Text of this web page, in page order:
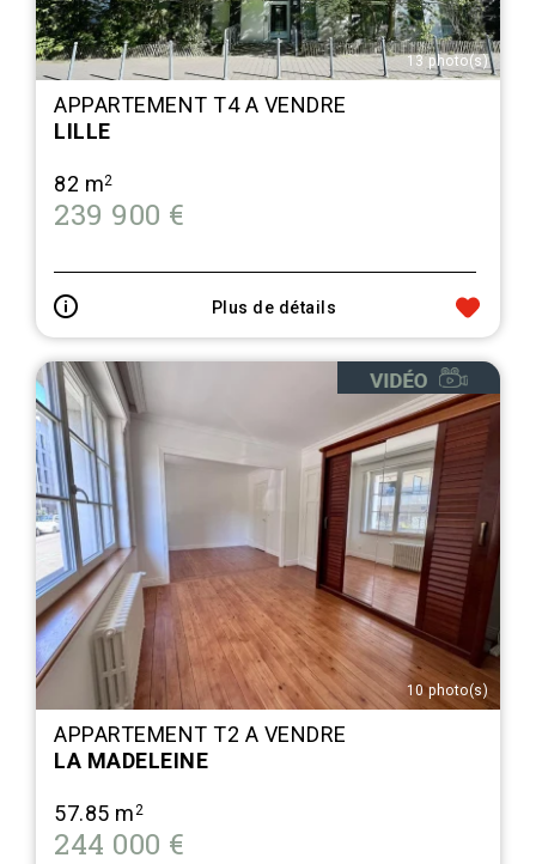
13 photo(s)
APPARTEMENT T4 A VENDRE
LILLE
82 m2
239 900 €
Plus de détails
10 photo(s)
APPARTEMENT T2 A VENDRE
LA MADELEINE
57.85 m2
244 000 €